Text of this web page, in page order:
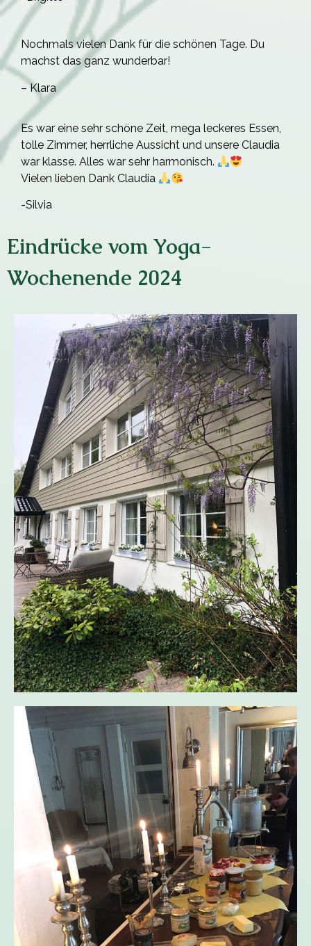
Nochmals vielen Dank für die schönen Tage. Du
machst das ganz wunderbar!
– Klara
Es war eine sehr schöne Zeit, mega leckeres Essen,
tolle Zimmer, herrliche Aussicht und unsere Claudia
war klasse. Alles war sehr harmonisch.
Vielen lieben Dank Claudia
-Silvia
Eindrücke vom Yoga-
Wochenende 2024